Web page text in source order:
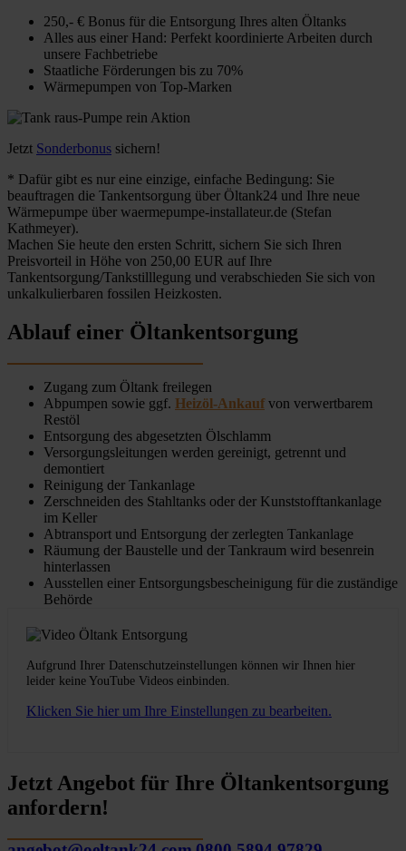
250,- € Bonus für die Entsorgung Ihres alten Öltanks
Alles aus einer Hand: Perfekt koordinierte Arbeiten durch
unsere Fachbetriebe
Staatliche Förderungen bis zu 70%
Wärmepumpen von Top-Marken
Jetzt Sonderbonus sichern!
* Dafür gibt es nur eine einzige, einfache Bedingung: Sie
beauftragen die Tankentsorgung über Öltank24 und Ihre neue
Wärmepumpe über waermepumpe-installateur.de (Stefan
Kathmeyer).
Machen Sie heute den ersten Schritt, sichern Sie sich Ihren
Preisvorteil in Höhe von 250,00 EUR auf Ihre
Tankentsorgung/Tankstilllegung und verabschieden Sie sich von
unkalkulierbaren fossilen Heizkosten.
Ablauf einer Öltankentsorgung
Zugang zum Öltank freilegen
Abpumpen sowie ggf. Heizöl-Ankauf von verwertbarem
Restöl
Entsorgung des abgesetzten Ölschlamm
Versorgungsleitungen werden gereinigt, getrennt und
demontiert
Reinigung der Tankanlage
Zerschneiden des Stahltanks oder der Kunststofftankanlage
im Keller
Abtransport und Entsorgung der zerlegten Tankanlage
Räumung der Baustelle und der Tankraum wird besenrein
hinterlassen
Ausstellen einer Entsorgungsbescheinigung für die zuständige
Behörde
Aufgrund Ihrer Datenschutzeinstellungen können wir Ihnen hier
leider keine YouTube Videos einbinden.
Klicken Sie hier um Ihre Einstellungen zu bearbeiten.
Jetzt Angebot für Ihre Öltankentsorgung
anfordern!